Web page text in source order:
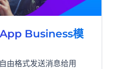
Business模
由格式发送消息给用